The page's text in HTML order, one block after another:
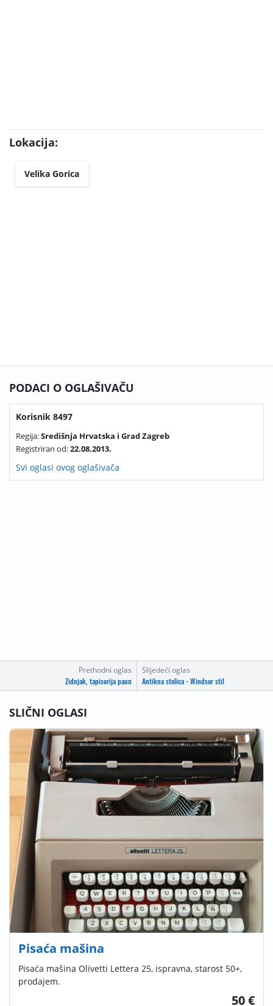
Lokacija:
Velika Gorica
Prethodni oglas
Zidnjak, tapiserija paun
Slijedeći oglas
Antikna stolica - Windsor stil
PODACI O OGLAŠIVAČU
Korisnik 8497
Regija:Središnja Hrvatska i Grad Zagreb
Registriran od:22.08.2013.
Svi oglasi ovog oglašivača
SLIČNI OGLASI
Pisaća mašina
Pisaća mašina Olivetti Lettera 25, ispravna, starost 50+,
prodajem.
50 €